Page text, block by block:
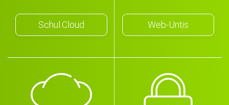
Schul.Cloud Web-Untis